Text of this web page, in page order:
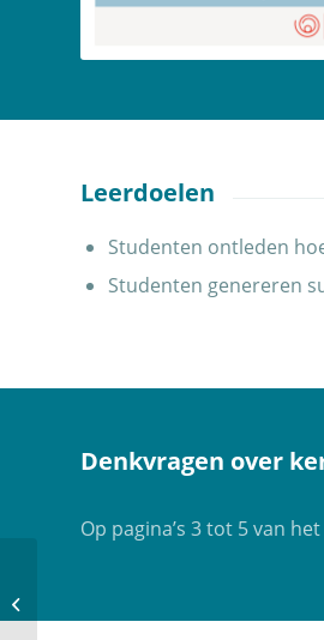
Leerdoelen
Studenten ontleden
Studenten genereren
Denkvragen over
Op pagina’s 3 tot 5 van
meertalige context